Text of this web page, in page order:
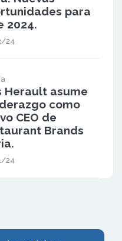
para
2024.
24
Herault asume
como
CEO de
Brands
24